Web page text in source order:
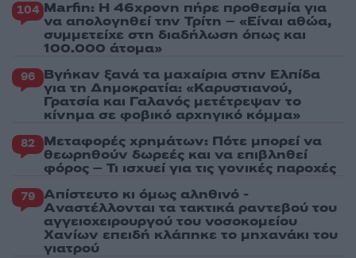
104 Marfin: Η 46χρονη πήρε προθεσμία για
να απολογηθεί την Τρίτη – «Είναι αθώα,
συμμετείχε στη διαδήλωση όπως και
100.000 άτομα»
96 Βγήκαν ξανά τα μαχαίρια στην Ελπίδα
για τη Δημοκρατία: «Καρυστιανού,
Γρατσία και Γαλανός μετέτρεψαν το
κίνημα σε φοβικό αρχηγικό κόμμα»
82 Μεταφορές χρημάτων: Πότε μπορεί να
θεωρηθούν δωρεές και να επιβληθεί
φόρος – Τι ισχυεί για τις γονικές παροχές
79 Απίστευτο κι όμως αληθινό -
Aναστέλλονται τα τακτικά ραντεβού του
αγγειοχειρουργού του νοσοκομείου
Χανίων επειδή κλάπηκε το μηχανάκι του
γιατρού